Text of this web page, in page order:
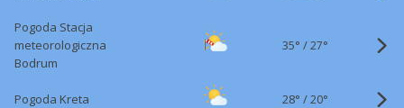
Pogoda Stacja
meteorologiczna
Bodrum
35° /27°
Pogoda Kreta 28° /20°